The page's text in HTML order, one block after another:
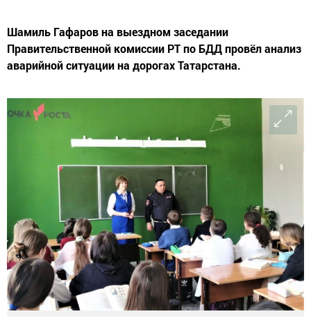
Шамиль Гафаров на выездном заседании
Правительственной комиссии РТ по БДД провёл анализ
аварийной ситуации на дорогах Татарстана.